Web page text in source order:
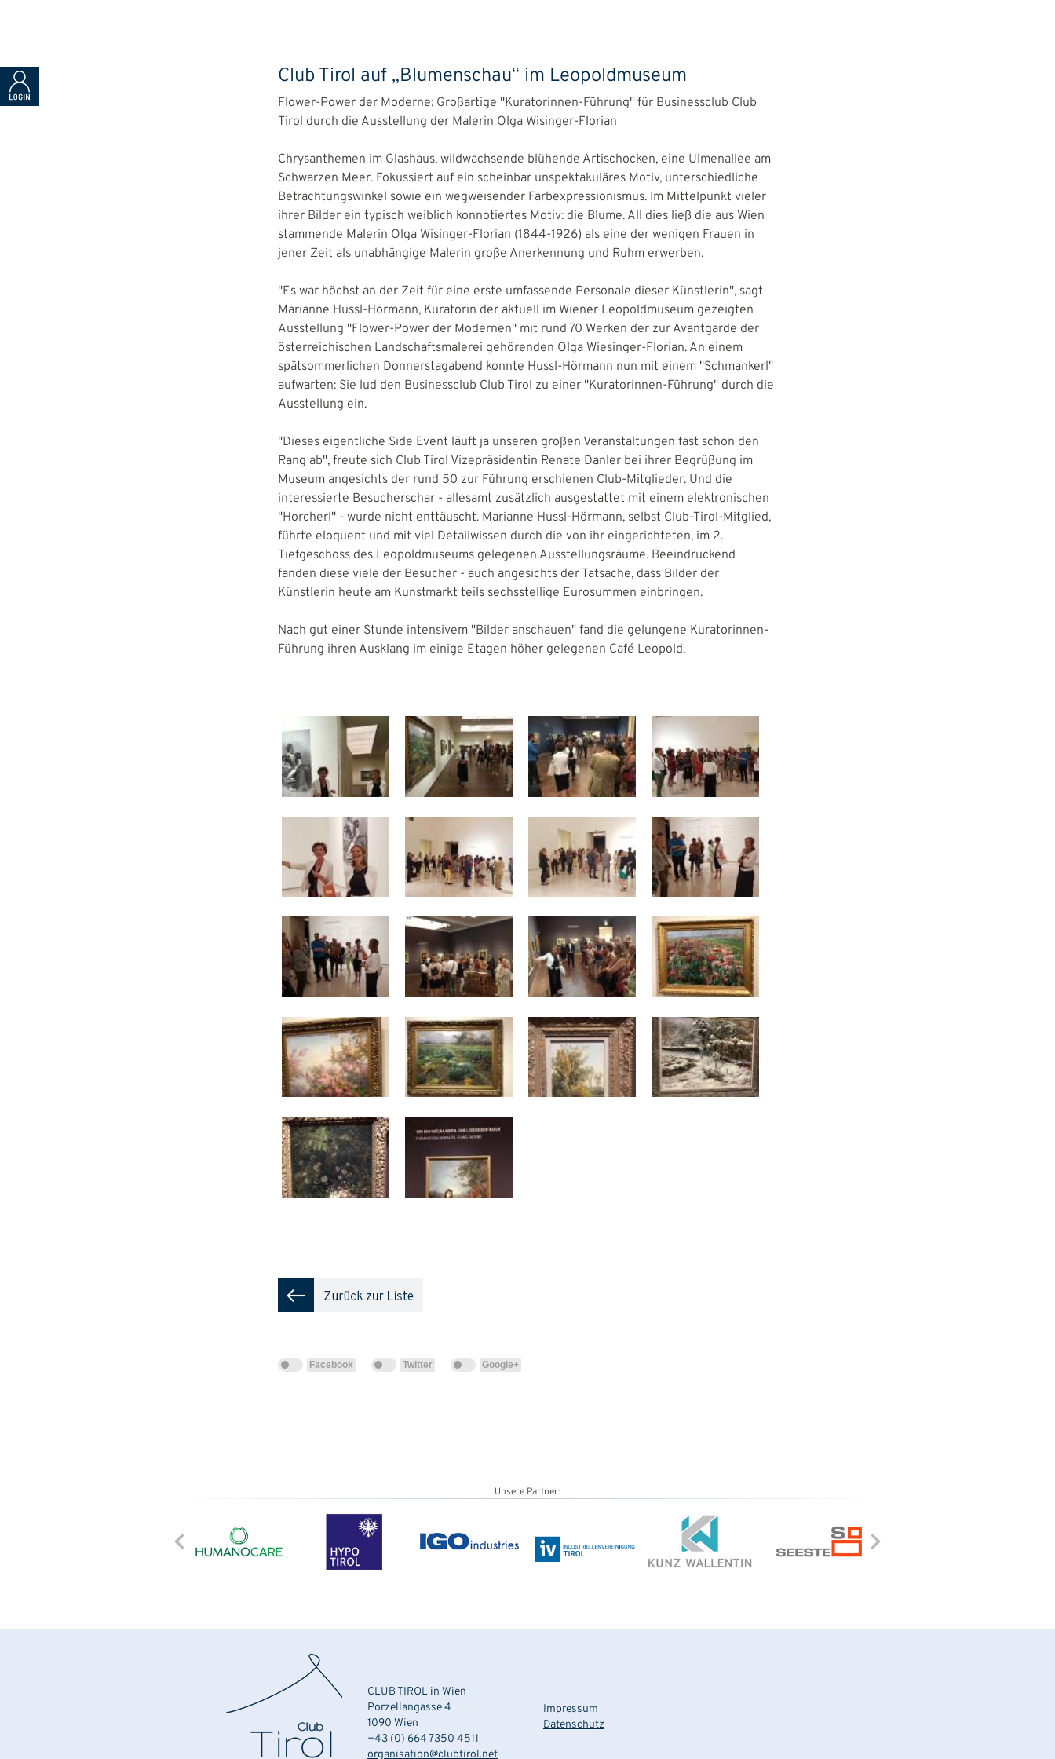
Club Tirol auf „Blumenschau“ im Leopoldmuseum
Flower-Power der Moderne: Großartige "Kuratorinnen-Führung" für Businessclub Club
Tirol durch die Ausstellung der Malerin Olga Wisinger-Florian
Chrysanthemen im Glashaus, wildwachsende blühende Artischocken, eine Ulmenallee am
Schwarzen Meer. Fokussiert auf ein scheinbar unspektakuläres Motiv, unterschiedliche
Betrachtungswinkel sowie ein wegweisender Farbexpressionismus. Im Mittelpunkt vieler
ihrer Bilder ein typisch weiblich konnotiertes Motiv: die Blume. All dies ließ die aus Wien
stammende Malerin Olga Wisinger-Florian (1844-1926) als eine der wenigen Frauen in
jener Zeit als unabhängige Malerin große Anerkennung und Ruhm erwerben.
"Es war höchst an der Zeit für eine erste umfassende Personale dieser Künstlerin", sagt
Marianne Hussl-Hörmann, Kuratorin der aktuell im Wiener Leopoldmuseum gezeigten
Ausstellung "Flower-Power der Modernen" mit rund 70 Werken der zur Avantgarde der
österreichischen Landschaftsmalerei gehörenden Olga Wiesinger-Florian. An einem
spätsommerlichen Donnerstagabend konnte Hussl-Hörmann nun mit einem "Schmankerl"
aufwarten: Sie lud den Businessclub Club Tirol zu einer "Kuratorinnen-Führung" durch die
Ausstellung ein.
"Dieses eigentliche Side Event läuft ja unseren großen Veranstaltungen fast schon den
Rang ab", freute sich Club Tirol Vizepräsidentin Renate Danler bei ihrer Begrüßung im
Museum angesichts der rund 50 zur Führung erschienen Club-Mitglieder. Und die
interessierte Besucherschar - allesamt zusätzlich ausgestattet mit einem elektronischen
"Horcherl" - wurde nicht enttäuscht. Marianne Hussl-Hörmann, selbst Club-Tirol-Mitglied,
führte eloquent und mit viel Detailwissen durch die von ihr eingerichteten, im 2.
Tiefgeschoss des Leopoldmuseums gelegenen Ausstellungsräume. Beeindruckend
fanden diese viele der Besucher - auch angesichts der Tatsache, dass Bilder der
Künstlerin heute am Kunstmarkt teils sechsstellige Eurosummen einbringen.
Nach gut einer Stunde intensivem "Bilder anschauen" fand die gelungene Kuratorinnen-
Führung ihren Ausklang im einige Etagen höher gelegenen Café Leopold.
Facebook Twitter Google+
Unsere Partner:
CLUB TIROL in Wien
Porzellangasse 4
1090 Wien
+43 (0) 664 7350 4511
organisation@clubtirol.net
Impressum
Datenschutz